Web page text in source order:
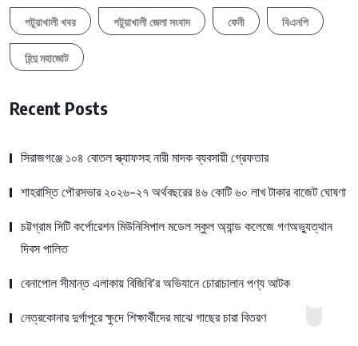
পটুয়াখালী খবর পটুয়াখালী জেলা সংবাদ ফেনী বিএনপি
হিন্দু মহাজোট
Recent Posts
সিরাজগঞ্জে ১০৪ বোতল স্ক্যাফসহ নারী মাদক ব্যবসায়ী গ্রেফতার
শাহরাস্তি পৌরসভার ২০২৬-২৭ অর্থবছরের ৪৬ কোটি ৬০ লাখ টাকার বাজেট ঘোষণা
চট্টগ্রাম সিটি কর্পোরেশন মিউনিসিপাল মডেল স্কুল অ্যান্ড কলেজে গণঅভ্যুত্থান
দিবস পালিত
বেনাপোল সীমান্ত এলাকায় বিজিবি’র অভিযানে চোরাচালান পণ্য আটক
নেত্রকোনার দুর্গাপুরে ক্ষুদে শিক্ষার্থীদের মাঝে গাছের চারা বিতরণ